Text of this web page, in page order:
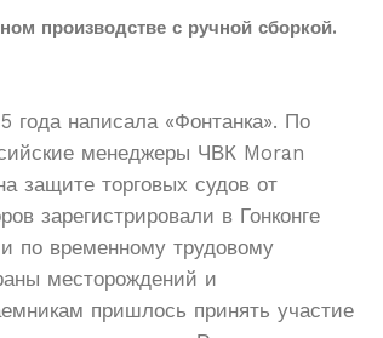
производстве с ручной сборкой.
года написала «Фонтанка». По
менеджеры ЧВК Moran
защите торговых судов от
зарегистрировали в Гонконге
по временному трудовому
месторождений и
пришлось принять участие